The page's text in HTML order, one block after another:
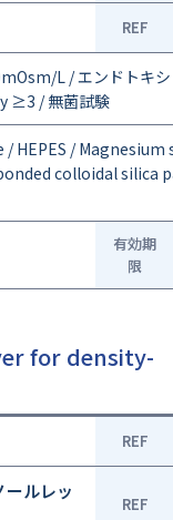
REF
L / エンドト
≥3 / 無菌試験
/ HEPES /
colloidal silica
有効期
限
for density-
REF
ルレッ
REF